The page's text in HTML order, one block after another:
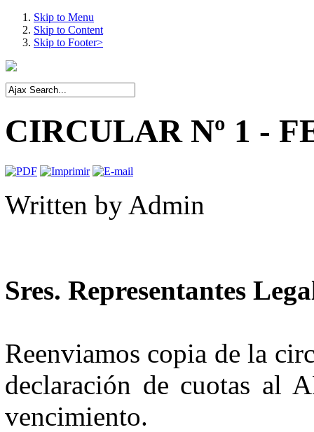
Skip to Menu
Skip to Content
Skip to Footer>
CIRCULAR Nº 1 -
Written by Admin
Sres. Representantes
Reenviamos copia de la
declaración de cuotas al
vencimiento.